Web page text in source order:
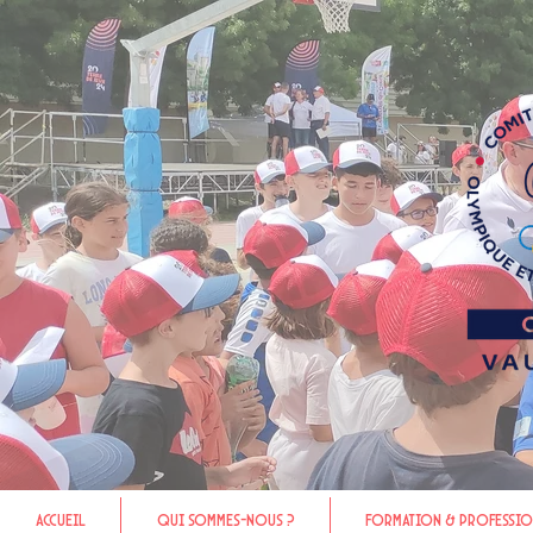
Accueil Qui sommes-nous ? Formation &